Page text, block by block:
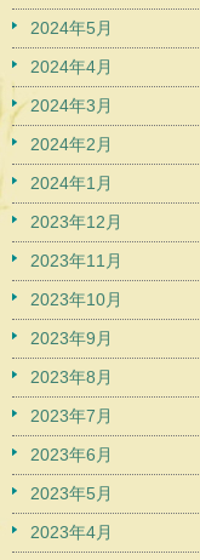
2024年5月
2024年4月
2024年3月
2024年2月
2024年1月
2023年12月
2023年11月
2023年10月
2023年9月
2023年8月
2023年7月
2023年6月
2023年5月
2023年4月